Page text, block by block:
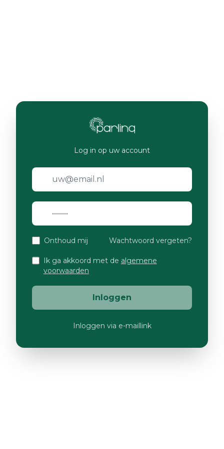
Log in op uw account
Onthoud mij Wachtwoord vergeten?
Ik ga akkoord met de algemene
voorwaarden
Inloggen
Inloggen via e-maillink